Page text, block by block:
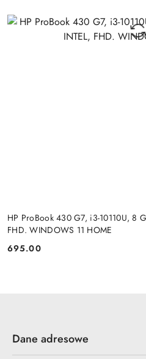
HP ProBook 430 G7, i3-10110U, 8
FHD. WINDOWS 11 HOME
Cena:
695.00
Dane adresowe